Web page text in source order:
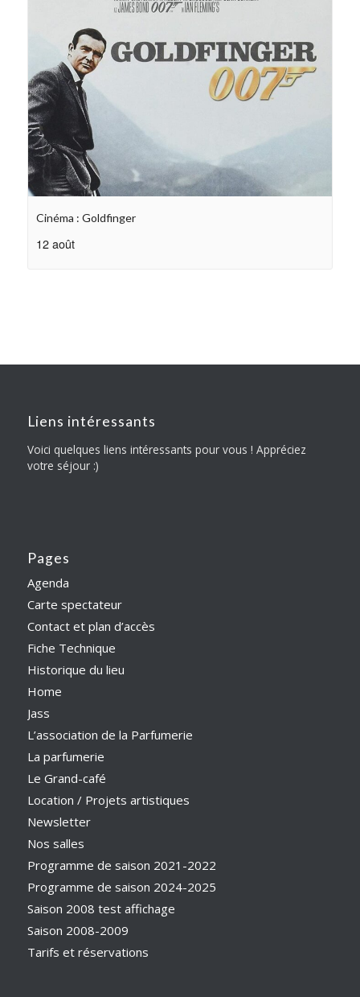
Cinéma : Goldfinger
12 août
Liens intéressants
Voici quelques liens intéressants pour vous ! Appréciez
votre séjour :)
Pages
Agenda
Carte spectateur
Contact et plan d’accès
Fiche Technique
Historique du lieu
Home
Jass
L’association de la Parfumerie
La parfumerie
Le Grand-café
Location / Projets artistiques
Newsletter
Nos salles
Programme de saison 2021-2022
Programme de saison 2024-2025
Saison 2008 test affichage
Saison 2008-2009
Tarifs et réservations